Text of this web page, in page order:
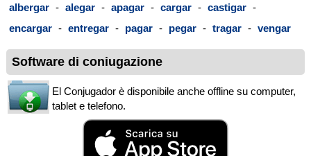
albergar - alegar - apagar - cargar - castigar -
encargar - entregar - pagar - pegar - tragar - vengar
Software di coniugazione
El Conjugador è disponibile anche offline su computer,
tablet e telefono.